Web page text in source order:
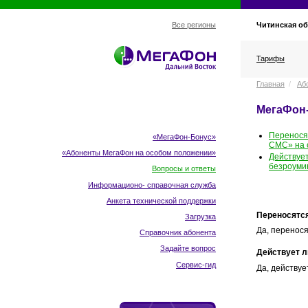
Все регионы Читинская
Тарифы
«МегаФон-Бонус»
«Абоненты МегаФон на особом положении»
Вопросы и ответы
Информационо- справочная служба
Анкета технической поддержки
Загрузка
Справочник абонента
Задайте вопрос
Сервис-гид
Главная /
СМС» на
Да,
Действует
Да,